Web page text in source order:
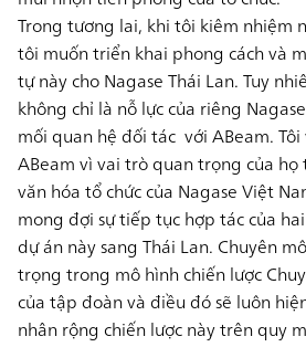
Trong tương lai, khi tôi kiêm nhiệm
tôi muốn triển khai phong cách và
tự này cho Nagase Thái Lan. Tuy
không chỉ là nỗ lực của riêng
mối quan hệ đối tác với ABeam.
ABeam vì vai trò quan trọng của
văn hóa tổ chức của Nagase Việt
mong đợi sự tiếp tục hợp tác của
dự án này sang Thái Lan. Chuyên
trọng trong mô hình chiến lược
của tập đoàn và điều đó sẽ luôn
nhân rộng chiến lược này trên quy